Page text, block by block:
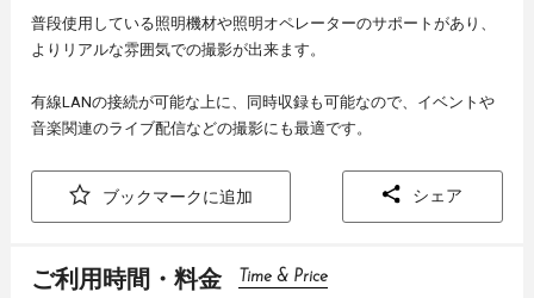
普段使用している照明機材や照明オペレーターのサポートがあり、
よりリアルな雰囲気での撮影が出来ます。
有線LANの接続が可能な上に、同時収録も可能なので、イベントや
音楽関連のライブ配信などの撮影にも最適です。
ブックマークに追加 シェア
ご利用時間・料金 Time & Price